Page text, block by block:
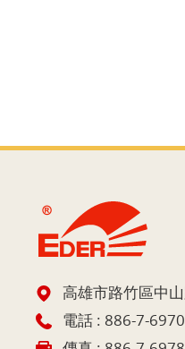
高雄市路竹區中
電話 : 886-7-